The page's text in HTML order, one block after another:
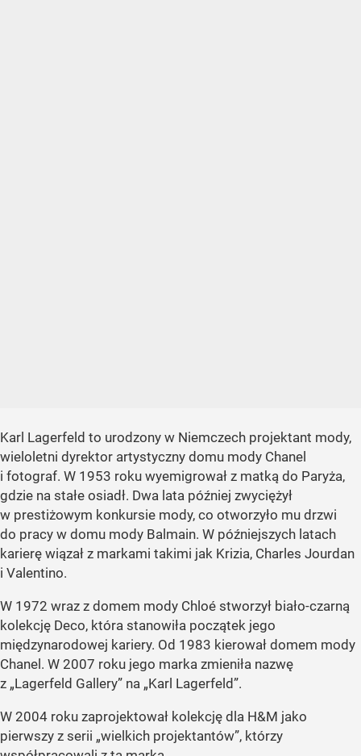
Karl Lagerfeld to urodzony w Niemczech projektant mody,
wieloletni dyrektor artystyczny domu mody Chanel
i fotograf. W 1953 roku wyemigrował z matką do Paryża,
gdzie na stałe osiadł. Dwa lata później zwyciężył
w prestiżowym konkursie mody, co otworzyło mu drzwi
do pracy w domu mody Balmain. W późniejszych latach
karierę wiązał z markami takimi jak Krizia, Charles Jourdan
i Valentino.
W 1972 wraz z domem mody Chloé stworzył biało-czarną
kolekcję Deco, która stanowiła początek jego
międzynarodowej kariery. Od 1983 kierował domem mody
Chanel. W 2007 roku jego marka zmieniła nazwę
z „Lagerfeld Gallery” na „Karl Lagerfeld”.
W 2004 roku zaprojektował kolekcję dla H&M jako
pierwszy z serii „wielkich projektantów”, którzy